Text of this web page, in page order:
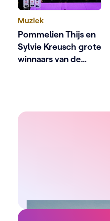
Muziek
Pommelien Thijs en
Sylvie Kreusch grote
winnaars van de